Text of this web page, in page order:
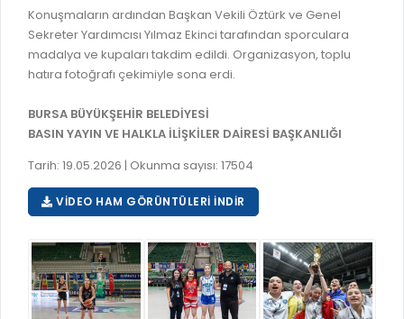
MÜHENDİS, MİMAR VE SÜRVEYAN KAYITLARI (İLÇE
MÜHENDİS, MİMAR VE SÜRVEYAN KAYITLARI
YER SEÇİM BELGESİ, MOBİL VE SAHA DOLABI BAŞVURULARI
GÜNLÜK KAZI ÇALIŞMALARI
TARIMSAL AMAÇLI METEOROLOJİ İSTASYON VERİLERİ
Konuşmaların ardından Başkan Vekili Öztürk ve Genel
Sekreter Yardımcısı Yılmaz Ekinci tarafından sporculara
madalya ve kupaları takdim edildi. Organizasyon, toplu
hatıra fotoğrafı çekimiyle sona erdi.
BURSA BÜYÜKŞEHİR BELEDİYESİ
BASIN YAYIN VE HALKLA İLİŞKİLER DAİRESİ BAŞKANLIĞI
Tarih: 19.05.2026 | Okunma sayısı: 17504
VIDEO HAM GÖRÜNTÜLERI İNDIR